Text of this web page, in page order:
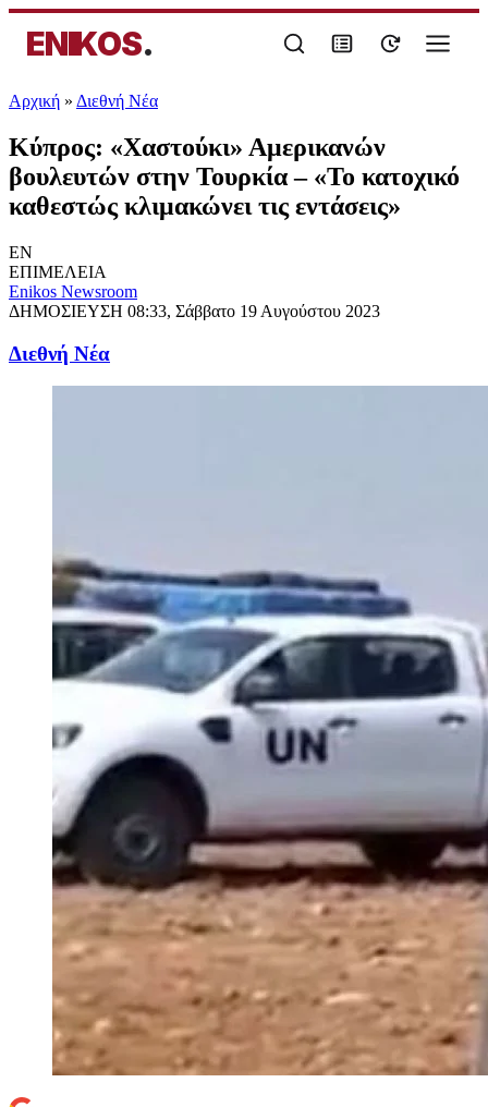
ENIKOS.
Αρχική » Διεθνή Νέα
Κύπρος: «Χαστούκι» Αμερικανών
βουλευτών στην Τουρκία – «Το κατοχικό
καθεστώς κλιμακώνει τις εντάσεις»
EN
ΕΠΙΜΕΛΕΙΑ
Enikos Newsroom
ΔΗΜΟΣΙΕΥΣΗ 08:33, Σάββατο 19 Αυγούστου 2023
Διεθνή Νέα